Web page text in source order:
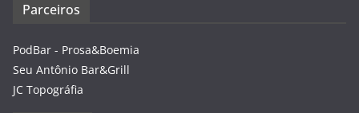
Parceiros
PodBar - Prosa&Boemia
Seu Antônio Bar&Grill
JC Topográfia